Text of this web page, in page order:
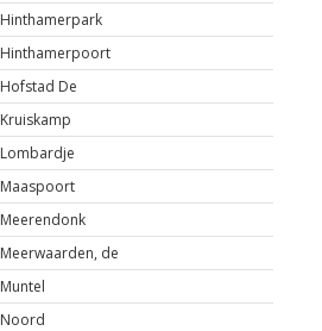
Hinthamerpark
Hinthamerpoort
Hofstad De
Kruiskamp
Lombardje
Maaspoort
Meerendonk
Meerwaarden, de
Muntel
Noord